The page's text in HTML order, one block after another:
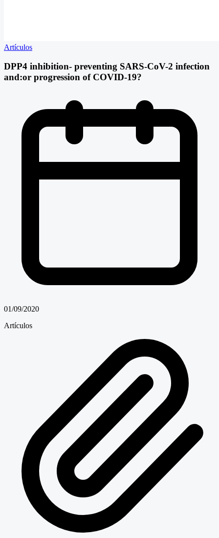
Artículos
DPP4 inhibition- preventing SARS-CoV-2 infection
and:or progression of COVID-19?
01/09/2020
Artículos